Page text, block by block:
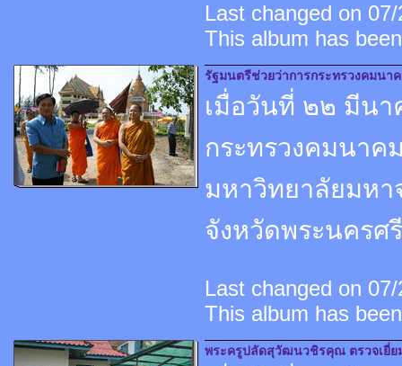
Last changed on
This album has
รัฐมนตรีช่วยว่าการกระทรวงคมนา
เมื่อวันที่ ๒๒ มีนา
กระทรวงคมนาค
มหาวิทยาลัยมหา
จังหวัดพระนครศ
Last changed on
This album has
พระครูปลัดสุวัฒนวชิรคุณ ตรวจเยี่